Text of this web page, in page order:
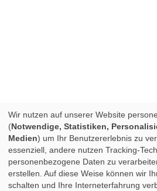
DATENSCHUTZ
DISCLAIMER| DEZIDIERTER BILDNACHWEIS|
Cookie-Einstellungen
Wir nutzen auf unserer Website
(Notwendige, Statistiken,
Medien) um Ihr Benutzererlebnis zu
essenziell, andere nutzen Tracking-
personenbezogene Daten zu
erstellen. Auf diese Weise können wir
schalten und Ihre Interneterfahrung